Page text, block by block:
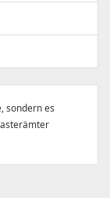
sondern es